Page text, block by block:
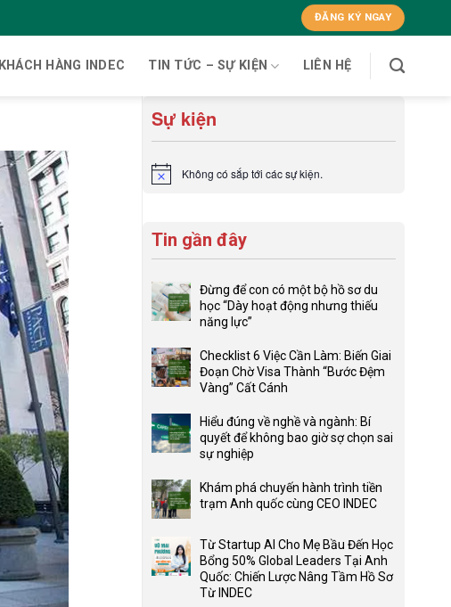
ĐĂNG KÝ NGAY
KHÁCH HÀNG INDEC TIN TỨC – SỰ KIỆN LIÊN HỆ
Sự kiện
Notice Không có sắp tới các sự kiện.
Tin gần đây
Đừng để con có một bộ hồ sơ du
học “Dày hoạt động nhưng thiếu
năng lực”
có
bình
luận
Đừng
để
con
có
một
bộ
hồ
du
học
“Dày
hoạt
Checklist 6 Việc Cần Làm: Biến Giai
Đoạn Chờ Visa Thành “Bước Đệm
Vàng” Cất Cánh
có
bình
luận
Checklist
6
Việc
Làm:
Biến
Giai
Đoạn
Hiểu đúng về nghề và ngành: Bí
quyết để không bao giờ sợ chọn sai
sự nghiệp
có
bình
Hiểu
đúng
về
nghề
Khám phá chuyến hành trình tiền
trạm Anh quốc cùng CEO INDEC
bình
luận
ở
Khám
Từ Startup AI Cho Mẹ Bầu Đến Học
Bổng 50% Global Leaders Tại Anh
Quốc: Chiến Lược Nâng Tầm Hồ Sơ
Từ INDEC